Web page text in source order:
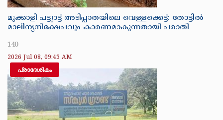
മുക്കാളി പട്ട്യാട്ട് അടിപ്പാതയിലെ വെള്ളക്കെട്ട്: തോട്ടിൽ
മാലിന്യനിക്ഷേപവും കാരണമാകുന്നതായി പരാതി
140
2026 Jul 08, 09:43 AM
പ്രാദേശികം